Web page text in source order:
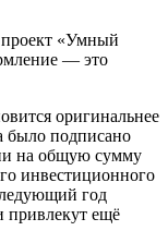
проект «Умный
— это
оригинальнее
было подписано
на общую сумму
инвестиционного
год
привлекут ещё